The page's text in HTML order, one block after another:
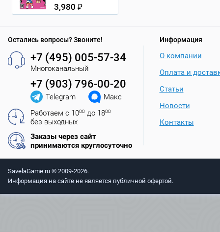
3,980 ₽
Остались вопросы? Звоните!
+7 (495) 005-57-34
Многоканальный
+7 (903) 796-00-20
Telegram
Макс
Работаем с 1000 до 1800
без выходных
Заказы через сайт
принимаются круглосуточно
Информация
О компании
Оплата и
Статьи
Новости
Контакты
SavelaGame.ru © 2009-2026.
Информация на сайте не является публичной офертой.